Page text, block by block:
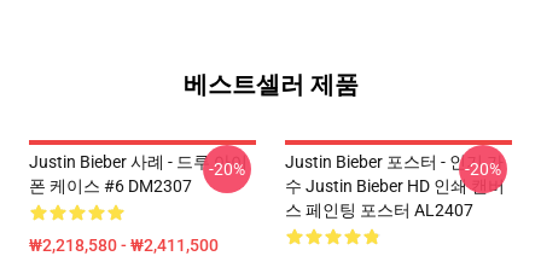
베스트셀러 제품
Justin Bieber 사례 - 드루 아이
폰 케이스 #6 DM2307
₩2,218,580 - ₩2,411,500
-20%
Justin Bieber 포스터 - 인기 가
수 Justin Bieber HD 인쇄 캔버
스 페인팅 포스터 AL2407
-20%